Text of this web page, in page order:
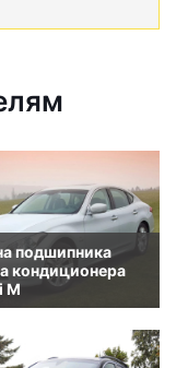
подшипника
кондиционера
M